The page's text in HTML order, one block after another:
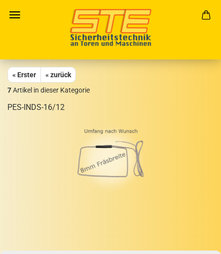
« Erster
« zurück
7Artikel in dieser Kategorie
PES-​INDS-16/12